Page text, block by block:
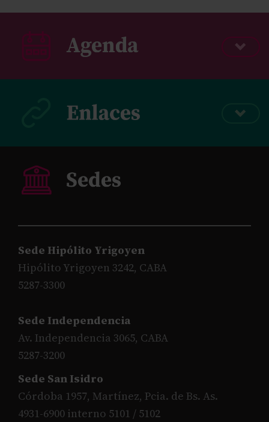
Sede Hipólito Yrigoyen
Hipólito Yrigoyen 3242, CABA
5287-3300
Sede Independencia
Av. Independencia 3065, CABA
5287-3200
Sede San Isidro
Córdoba 1957, Martínez, Pcia. de Bs. As.
4931-6900 interno 5101 / 5102